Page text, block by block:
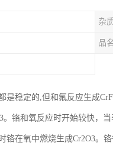
杂
品名
是稳定的,但和氟反应生成
。铬和氧反应时开始较快
在氧中燃烧生成Cr2O3。